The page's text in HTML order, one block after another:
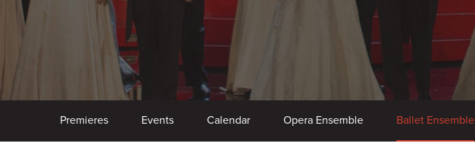
Premieres Events Calendar Opera Ensemble Ballet Ensemble